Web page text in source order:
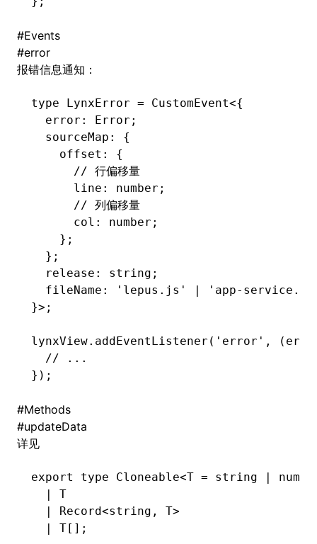
#Events
#error
报错信息通知：
type LynxError = CustomEvent<{
  error
: Error ;
  sourceMap
:
{
    offset
:
{
      // 行偏移量
      line
: number ;
      // 列偏移量
      col
: number ;
    };
  };
  release
: string ;
  fileName
: 'lepus.js' |
'app-
}>;
lynxView.addEventListener ( 'error' , (err
  // ...
});
#Methods
#updateData
详见
export type Cloneable<T = string |
  |
T
  |
Record<string , T>
  |
T[];